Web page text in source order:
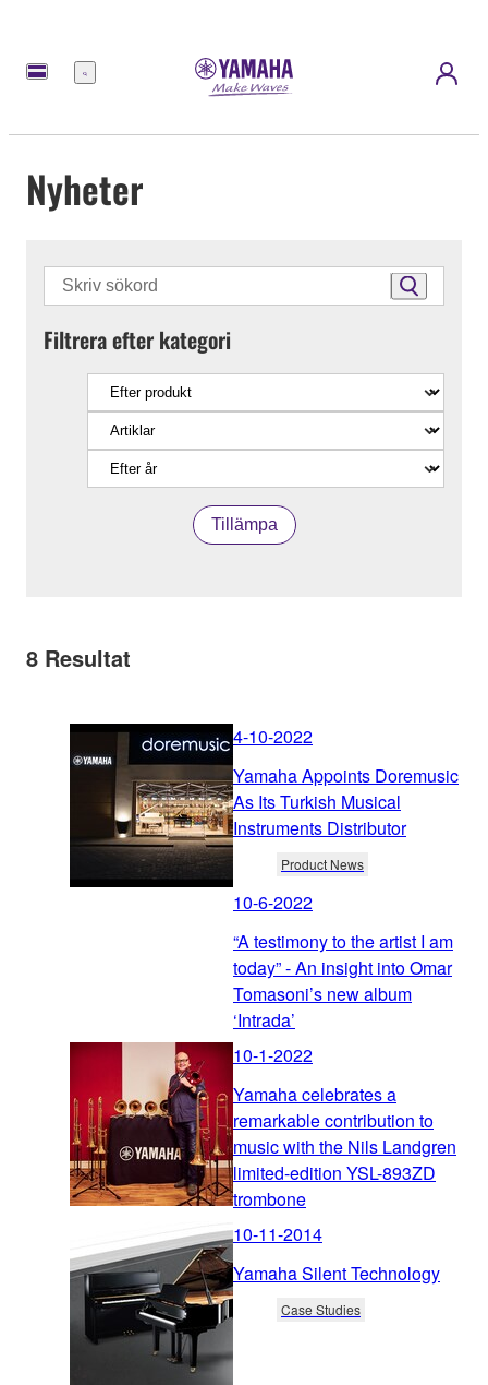
meny
Nyheter
Filtrera efter kategori
Tillämpa
8 Resultat
4-10-2022
Yamaha Appoints Doremusic
As Its Turkish Musical
Instruments Distributor
Product News
10-6-2022
“A testimony to the artist I am
today” - An insight into Omar
Tomasoni’s new album
‘Intrada’
10-1-2022
Yamaha celebrates a
remarkable contribution to
music with the Nils Landgren
limited-edition YSL-893ZD
trombone
10-11-2014
Yamaha Silent Technology
Case Studies